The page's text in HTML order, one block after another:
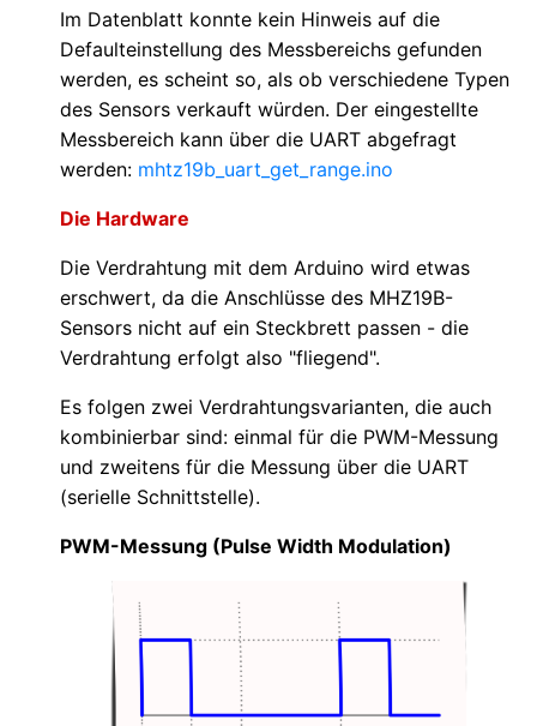
Im Datenblatt konnte kein Hinweis auf die
Defaulteinstellung des Messbereichs gefunden
werden, es scheint so, als ob verschiedene Typen
des Sensors verkauft würden. Der eingestellte
Messbereich kann über die UART abgefragt
werden: mhtz19b_uart_get_range.ino
Die Hardware
Die Verdrahtung mit dem Arduino wird etwas
erschwert, da die Anschlüsse des MHZ19B-
Sensors nicht auf ein Steckbrett passen - die
Verdrahtung erfolgt also "fliegend".
Es folgen zwei Verdrahtungsvarianten, die auch
kombinierbar sind: einmal für die PWM-Messung
und zweitens für die Messung über die UART
(serielle Schnittstelle).
PWM-Messung (Pulse Width Modulation)